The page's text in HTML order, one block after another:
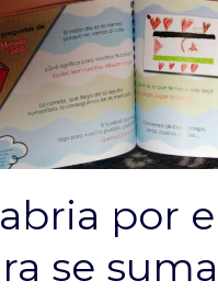
por
se